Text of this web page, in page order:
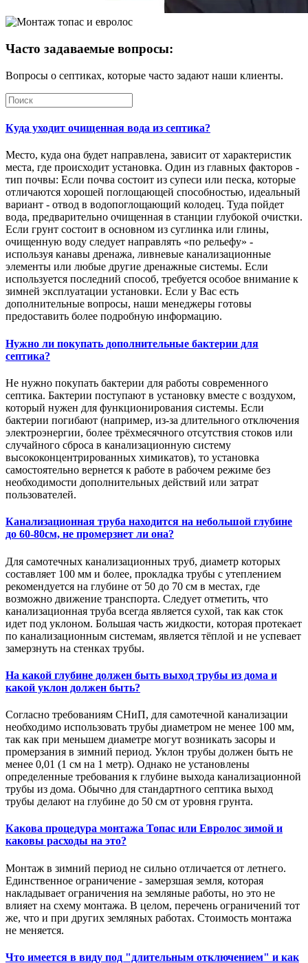
Часто задаваемые вопросы:
Вопросы о септиках, которые часто задают наши клиенты.
Куда уходит очищенная вода из септика?
Место, куда она будет направлена, зависит от характеристик
места, где происходит установка. Один из главных факторов -
тип почвы: Если почва состоит из супеси или песка, которые
отличаются хорошей поглощающей способностью, идеальный
вариант - отвод в водопоглощающий колодец. Туда пойдет
вода, предварительно очищенная в станции глубокой очистки.
Если грунт состоит в основном из суглинка или глины,
очищенную воду следует направлять «по рельефу» -
используя канавы дренажа, ливневые канализационные
элементы или любые другие дренажные системы. Если
используется последний способ, требуется особое внимание к
зимней эксплуатации установки. Если у Вас есть
дополнительные вопросы, наши менеджеры готовы
предоставить более подробную информацию.
Нужно ли покупать дополнительные бактерии для
септика?
Не нужно покупать бактерии для работы современного
септика. Бактерии поступают в установку вместе с воздухом,
который нужен для функционирования системы. Если
бактерии погибают (например, из-за длительного отключения
электроэнергии, более трёхмесячного отсутствия стоков или
случайного сброса в канализационную систему
высококонцентрированных химикатов), то установка
самостоятельно вернется к работе в рабочем режиме без
необходимости дополнительных действий или затрат
пользователей.
Канализационная труба находится на небольшой глубине
до 60-80см, не промерзнет ли она?
Для самотечных канализационных труб, диаметр которых
составляет 100 мм и более, прокладка трубы с утеплением
рекомендуется на глубине от 50 до 70 см в местах, где
возможно движение транспорта. Следует отметить, что
канализационная труба всегда является сухой, так как сток
идет под уклоном. Большая часть жидкости, которая протекает
по канализационным системам, является тёплой и не успевает
замерзнуть на стенках трубы.
На какой глубине должен быть выход трубы из дома и
какой уклон должен быть?
Согласно требованиям СНиП, для самотечной канализации
необходимо использовать трубы диаметром не менее 100 мм,
так как при меньшем диаметре могут возникать засоры и
промерзания в зимний период. Уклон трубы должен быть не
менее 0,01 (1 см на 1 метр). Однако не установлены
определенные требования к глубине выхода канализационной
трубы из дома. Обычно для стандартного септика выход
трубы делают на глубине до 50 см от уровня грунта.
Какова процедура монтажа Топас или Евролос зимой и
каковы расходы на это?
Монтаж в зимний период не сильно отличается от летнего.
Единственное ограничение - замерзшая земля, которая
накладывает ограничения на земляные работы, но это не
влияет на схему монтажа. В целом, перечень ограничений тот
же, что и при других земляных работах. Стоимость монтажа
не меняется.
Что имеется в виду под "длительным отключением" и как